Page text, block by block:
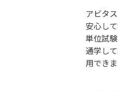
アビタ
安心し
単位試
通学し
用できま